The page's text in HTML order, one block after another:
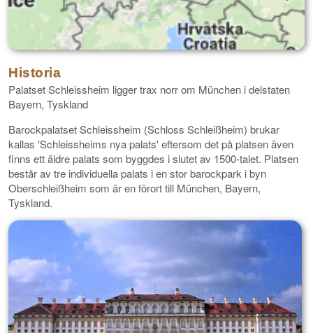
Historia
Palatset Schleissheim ligger trax norr om München i delstaten
Bayern, Tyskland
Barockpalatset Schleissheim (Schloss Schleißheim) brukar
kallas 'Schleissheims nya palats' eftersom det på platsen även
finns ett äldre palats som byggdes i slutet av 1500-talet. Platsen
består av tre individuella palats i en stor barockpark i byn
Oberschleißheim som är en förort till München, Bayern,
Tyskland.